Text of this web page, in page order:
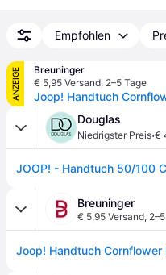
Empfohlen
ANZEIGE
Breuninger
€ 5,95 Versand, 2–5 Tage
Douglas
Niedrigster Preis·€
Breuninger
€ 5,95 Versand,